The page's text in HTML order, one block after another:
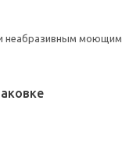
неабразивным моющим